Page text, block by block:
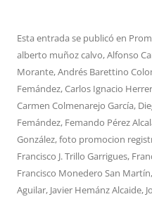
Esta entrada se publicó en
alberto muñoz calvo,Alfonso
Morante,Andrés Barettino
Femández,Carlos Ignacio
Carmen Colmenarejo García,
Femández, Femando Pérez
González,foto promocion
Francisco J. Trillo Garrigues,
Francisco Monedero San Martín,
Aguilar, Javier Hemánz Alcaide,